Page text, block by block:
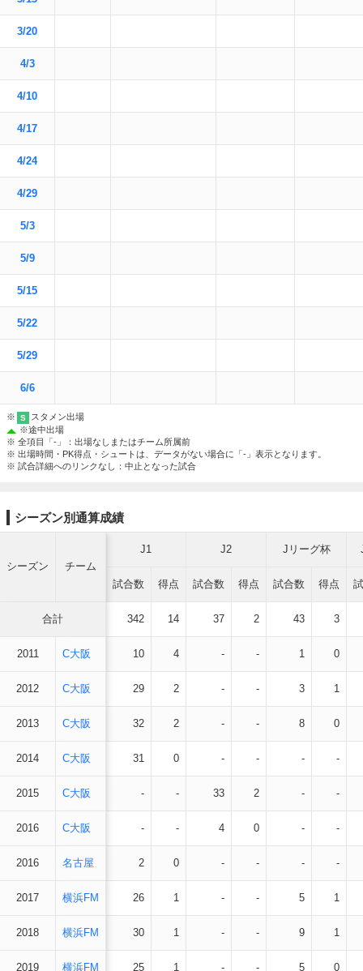
3/20
4/3
4/10
4/17
4/24
4/29
5/3
5/9
5/15
5/22
5/29
6/6
※ S
スタメン出場
※途中出場
※ 全項目「-」：出場なしまたはチーム所属前
※ 出場時間・PK得点・シュートは、データがない場合に「-」表示となります。
※ 試合詳細へのリンクなし：中止となった試合
シーズン別通算成績
シーズン チーム
J1 J2 Jリーグ杯
試合数 得点 試合数 得点 試合数 得点
合計 342 14 37 2 43 3
2011 C大阪 10 4 - - 1 0
2012 C大阪 29 2 - - 3 1
2013 C大阪 32 2 - - 8 0
2014 C大阪 31 0 - - - -
2015 C大阪 - - 33 2 - -
2016 C大阪 - - 4 0 - -
2016 名古屋 2 0 - - - -
2017 横浜FM 26 1 - - 5 1
2018 横浜FM 30 1 - - 9 1
2019 横浜FM 25 1 - - 5 0